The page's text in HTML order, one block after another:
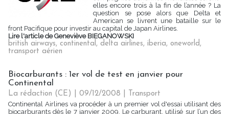
elles encore trois à la fin de l’année ? La
question se pose alors que Delta et
American se livrent une bataille sur le
front Pacifique pour investir au capital de Japan Airlines.
Lire l'article de Geneviève BIEGANOWSKI
british airways, continental, delta airlines, iberia, oneworld,
transport aérien
Biocarburants : 1er vol de test en janvier pour
Continental
La rédaction (CE) | 09/12/2008
Transport
Continental Airlines va procéder à un premier vol d'essai utilisant des
biocarburants dès le 7 janvier 2009. Le carburant, utilisé sur l’un des